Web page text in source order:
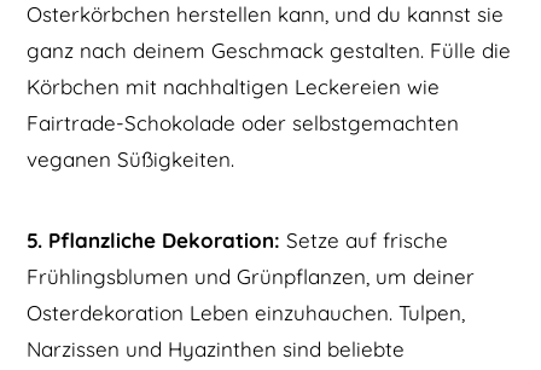
Osterkörbchen herstellen kann, und du kannst sie
ganz nach deinem Geschmack gestalten. Fülle die
Körbchen mit nachhaltigen Leckereien wie
Fairtrade-Schokolade oder selbstgemachten
veganen Süßigkeiten.
5. Pflanzliche Dekoration: Setze auf frische
Frühlingsblumen und Grünpflanzen, um deiner
Osterdekoration Leben einzuhauchen. Tulpen,
Narzissen und Hyazinthen sind beliebte